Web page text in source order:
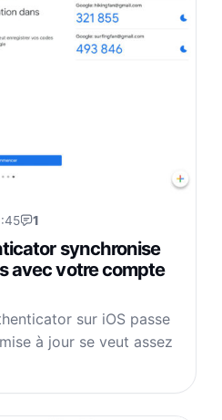
1
synchronise
avec votre compte
sur iOS passe
à jour se veut assez